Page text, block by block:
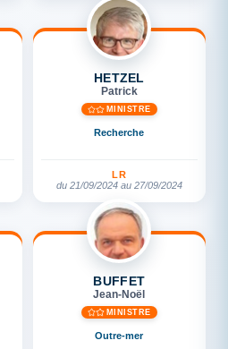
HETZEL
Patrick
MINISTRE
Recherche
LR
du 21/09/2024 au 27/09/2024
BUFFET
Jean-Noël
MINISTRE
Outre-mer